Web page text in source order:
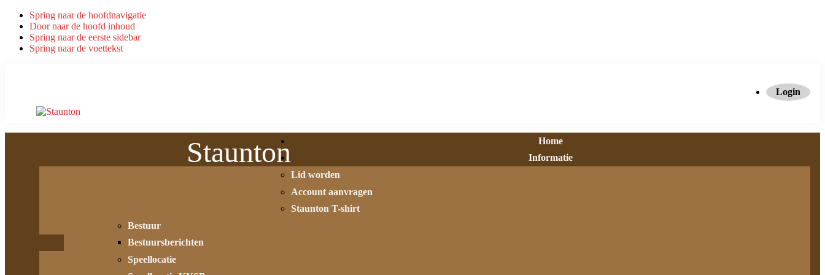
Spring naar de hoofdnavigatie
Door naar de hoofd inhoud
Spring naar de eerste sidebar
Spring naar de voettekst
Login
Staunton
Home
Informatie
Lid worden
Account aanvragen
Staunton T-shirt
Bestuur
Bestuursberichten
Speellocatie